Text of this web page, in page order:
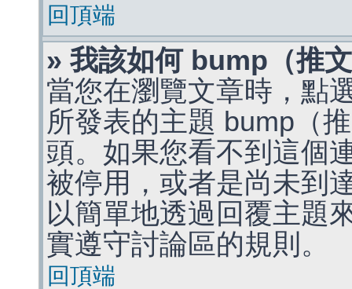
回頂端
» 我該如何 bump（推
當您在瀏覽文章時，點
所發表的主題 bump（
頭。如果您看不到這個
被停用，或者是尚未到
以簡單地透過回覆主題
實遵守討論區的規則。
回頂端